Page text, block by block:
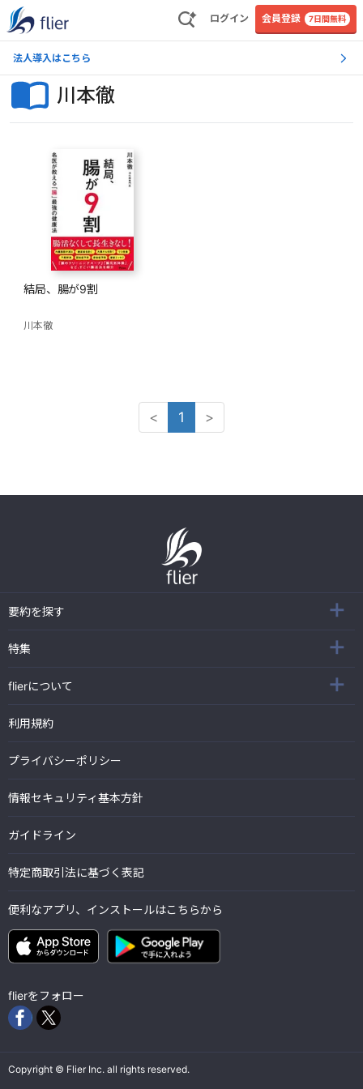
ログイン 会員登録 7日間無料
法人導入はこちら
川本徹
結局、腸が9割
川本徹
< 1 >
要約を探す
特集
flierについて
利用規約
プライバシーポリシー
情報セキュリティ基本方針
ガイドライン
特定商取引法に基づく表記
便利なアプリ、インストールはこちらから
flierをフォロー
Copyright © Flier Inc. all rights reserved.